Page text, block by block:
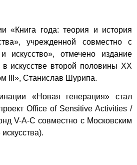
«Книга года: теория и история
учрежденной совместно с
отмечено издание
искусстве второй половины XX
III», Станислав Шурипа.
«Новая генерация» стал
Office of Sensitive Activities /
V-A-C совместно с Московским